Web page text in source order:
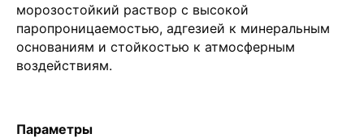
морозостойкий раствор с высокой
паропроницаемостью, адгезией к минеральным
основаниям и стойкостью к атмосферным
воздействиям.
Параметры